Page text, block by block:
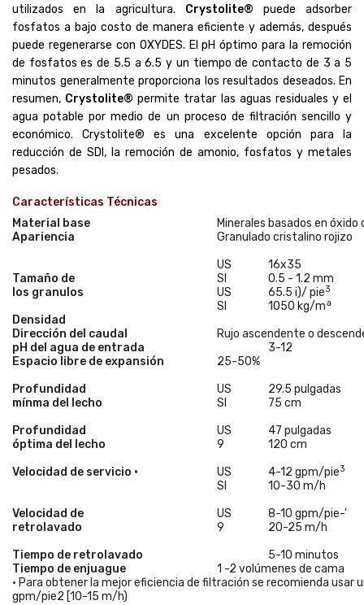
utilizados en la agricultura. Crystolite® puede adsorber
fosfatos a bajo costo de manera eficiente y además, después
puede regenerarse con OXYDES. El pH óptimo para la remoción
de fosfatos es de 5.5 a 6.5 y un tiempo de contacto de 3 a 5
minutos generalmente proporciona los resultados deseados. En
resumen, Crystolite® permite tratar las aguas residuales y el
agua potable por medio de un proceso de filtración sencillo y
económico. Crystolite® es una excelente opción para la
reducción de SDI, la remoción de amonio, fosfatos y metales
pesados.
Características Técnicas
Material base
Minerales basados en óxido
Apariencia
Granulado cristalino rojizo
US
16x35
Tamaño de
SI
0.5 - 1.2 mm
los granulos
US 65.5 i)/ pie3
SI 1050 kg/ma
Densidad
Dirección del caudal
Rujo ascendente o
pH del agua de entrada
3-12
Espacio libre de expansión
25-50%
Profundidad
US
29.5 pulgadas
mínma del lecho
SI
75 cm
Profundidad
US
47 pulgadas
óptima del lecho
9
120 cm
Velocidad de servicio •
US 4-12 gpm/pie3
SI
10-30 m/h
Velocidad de
US
8-10 gpm/pie-'
retrolavado
9
20-25 m/h
Tiempo de retrolavado
5-10 minutos
Tiempo de enjuague
1 -2 volúmenes de cama
• Para obtener la mejor eficiencia de filtración se recomienda usar
gpm/pie2 [10-15 m/h)